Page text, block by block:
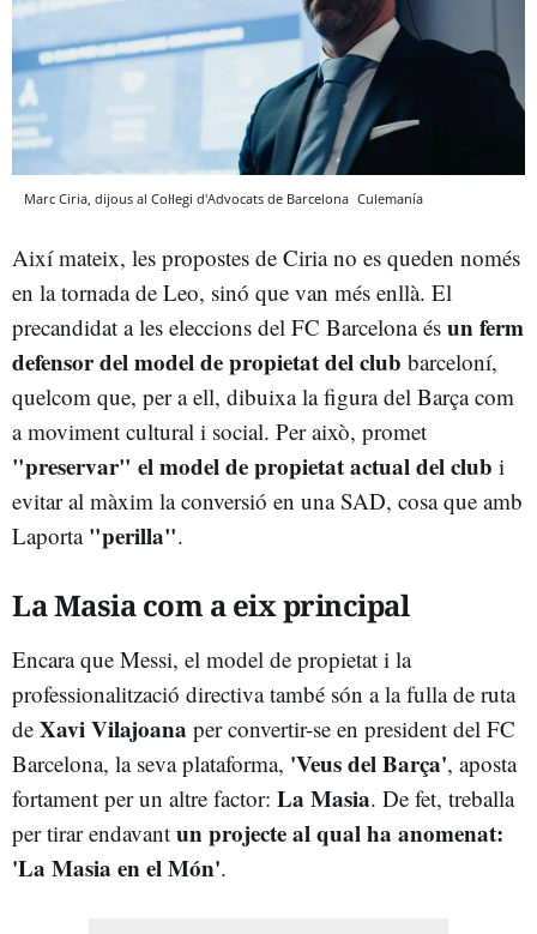
Marc Ciria, dijous al Col·legi d'Advocats de Barcelona Culemanía
Així mateix, les propostes de Ciria no es queden només
en la tornada de Leo, sinó que van més enllà. El
precandidat a les eleccions del FC Barcelona és un ferm
defensor del model de propietat del club barceloní,
quelcom que, per a ell, dibuixa la figura del Barça com
a moviment cultural i social. Per això, promet
"preservar" el model de propietat actual del club i
evitar al màxim la conversió en una SAD, cosa que amb
Laporta "perilla".
La Masia com a eix principal
Encara que Messi, el model de propietat i la
professionalització directiva també són a la fulla de ruta
de Xavi Vilajoana per convertir-se en president del FC
Barcelona, la seva plataforma, 'Veus del Barça', aposta
fortament per un altre factor: La Masia. De fet, treballa
per tirar endavant un projecte al qual ha anomenat:
'La Masia en el Món'.